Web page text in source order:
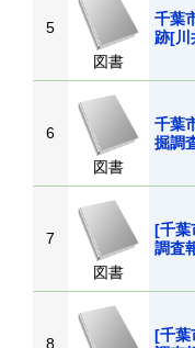
5
図書
千葉
跡[
6
図書
千葉
掘調
7
図書
[千葉
調
8
[千葉